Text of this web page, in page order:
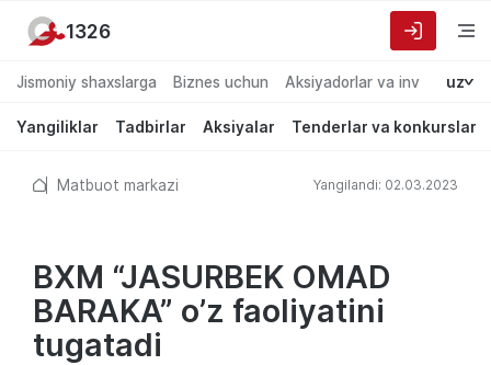
Jismoniy shaxslarga Biznes uchun Aksiyadorlar va investorlarga
uz
Yangiliklar Tadbirlar Aksiyalar Tenderlar va konkurslar
1326
Matbuot markazi Yangilandi: 02.03.2023
BXM “JASURBEK OMAD
BARAKA” o’z faoliyatini
tugatadi